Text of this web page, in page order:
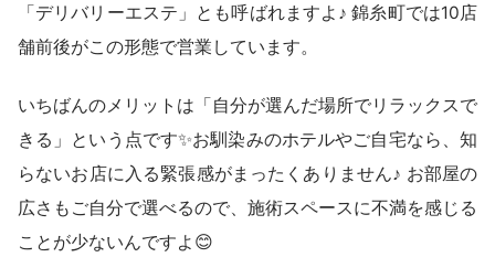
「デリバリーエステ」とも呼ばれますよ♪ 錦糸町では10店
舗前後がこの形態で営業しています。
いちばんのメリットは「自分が選んだ場所でリラックスで
きる」という点です✨お馴染みのホテルやご自宅なら、知
らないお店に入る緊張感がまったくありません♪ お部屋の
広さもご自分で選べるので、施術スペースに不満を感じる
ことが少ないんですよ😊